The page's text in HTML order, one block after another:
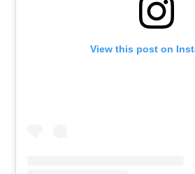
View this post on